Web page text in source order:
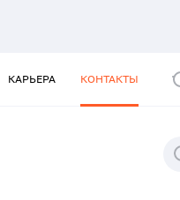
КАРЬЕРА КОНТАКТЫ